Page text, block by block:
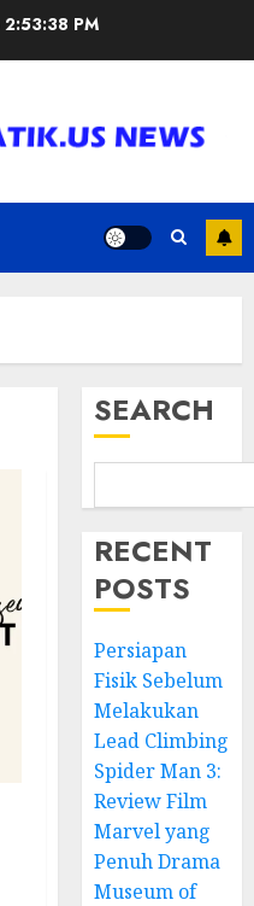
2:53:38 PM
SEARCH
RECENT
POSTS
Persiapan
Fisik Sebelum
Melakukan
Lead Climbing
Spider Man 3:
Review Film
Marvel yang
Penuh Drama
Museum of